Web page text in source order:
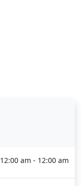
12:00 am - 12:00 am